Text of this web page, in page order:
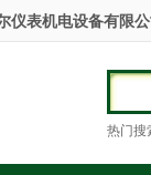
仪表机电设备有限
热门搜